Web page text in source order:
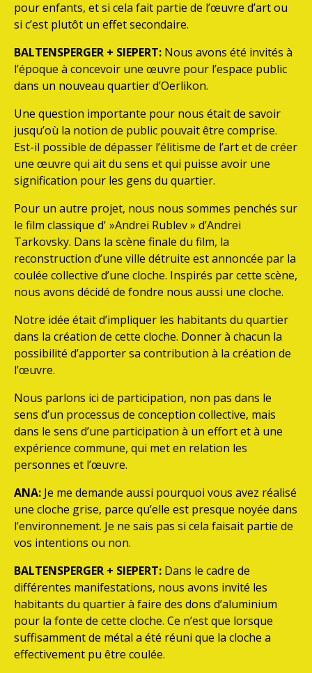
pour enfants, et si cela fait partie de l’œuvre d’art ou
si c’est plutôt un effet secondaire.
BALTENSPERGER + SIEPERT: Nous avons été invités à
l’époque à concevoir une œuvre pour l’espace public
dans un nouveau quartier d’Oerlikon.
Une question importante pour nous était de savoir
jusqu’où la notion de public pouvait être comprise.
Est-il possible de dépasser l’élitisme de l’art et de créer
une œuvre qui ait du sens et qui puisse avoir une
signification pour les gens du quartier.
Pour un autre projet, nous nous sommes penchés sur
le film classique d' »Andrei Rublev » d’Andrei
Tarkovsky. Dans la scène finale du film, la
reconstruction d’une ville détruite est annoncée par la
coulée collective d’une cloche. Inspirés par cette scène,
nous avons décidé de fondre nous aussi une cloche.
Notre idée était d’impliquer les habitants du quartier
dans la création de cette cloche. Donner à chacun la
possibilité d’apporter sa contribution à la création de
l’œuvre.
Nous parlons ici de participation, non pas dans le
sens d’un processus de conception collective, mais
dans le sens d’une participation à un effort et à une
expérience commune, qui met en relation les
personnes et l’œuvre.
ANA: Je me demande aussi pourquoi vous avez réalisé
une cloche grise, parce qu’elle est presque noyée dans
l’environnement. Je ne sais pas si cela faisait partie de
vos intentions ou non.
BALTENSPERGER + SIEPERT: Dans le cadre de
différentes manifestations, nous avons invité les
habitants du quartier à faire des dons d’aluminium
pour la fonte de cette cloche. Ce n’est que lorsque
suffisamment de métal a été réuni que la cloche a
effectivement pu être coulée.